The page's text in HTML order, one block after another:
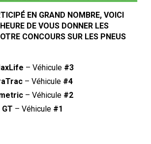
EN GRAND NOMBRE, VOICI
DE VOUS DONNER LES
CONCOURS SUR LES PNEUS
– Véhicule #3
– Véhicule #4
– Véhicule #2
– Véhicule #1